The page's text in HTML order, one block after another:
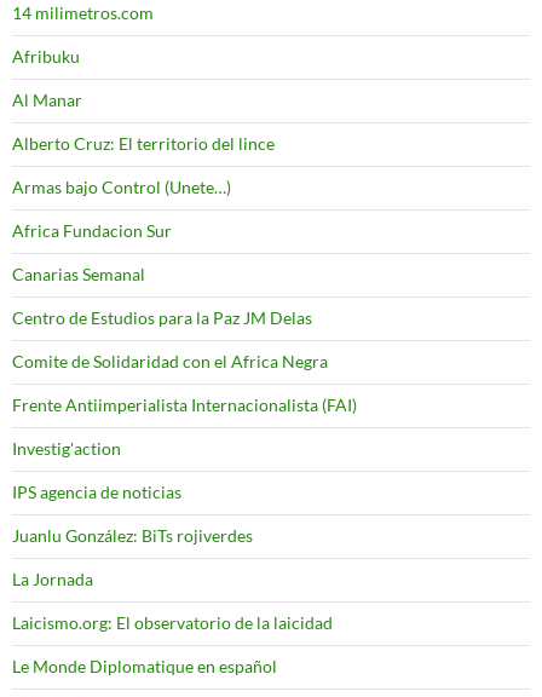
14 milimetros.com
Afribuku
Al Manar
Alberto Cruz: El territorio del lince
Armas bajo Control (Unete…)
Africa Fundacion Sur
Canarias Semanal
Centro de Estudios para la Paz JM Delas
Comite de Solidaridad con el Africa Negra
Frente Antiimperialista Internacionalista (FAI)
Investig'action
IPS agencia de noticias
Juanlu González: BiTs rojiverdes
La Jornada
Laicismo.org: El observatorio de la laicidad
Le Monde Diplomatique en español